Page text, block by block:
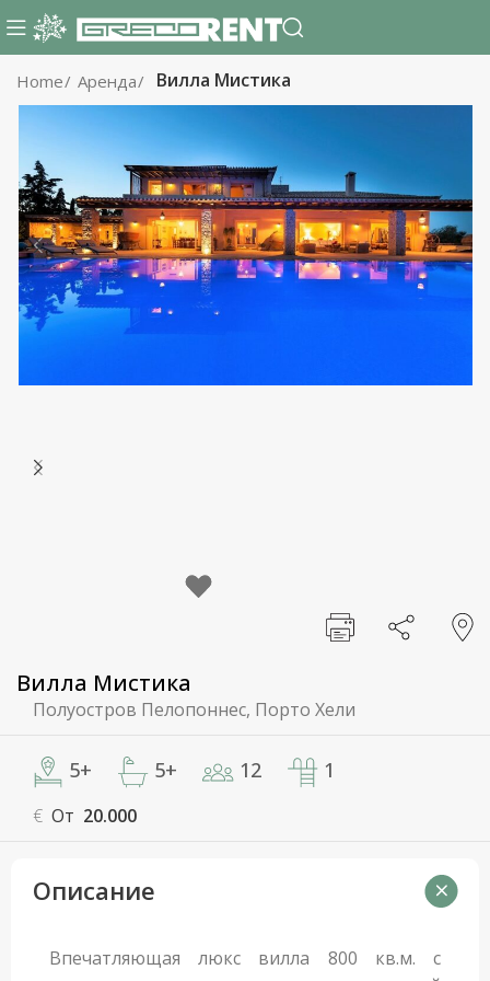
Home Аренда Вилла Мистика
Вилла Мистика
Полуостров Пелопоннес, Порто Хели
5+ 5+ 12 1
€ От 20.000
Описание
Впечатляющая люкс вилла 800 кв.м. с